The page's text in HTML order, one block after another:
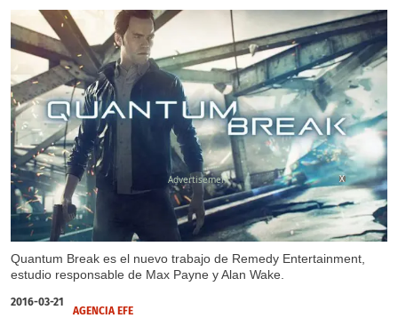
Quantum Break es el nuevo trabajo de Remedy Entertainment,
estudio responsable de Max Payne y Alan Wake.
X
2016-03-21
AGENCIA EFE